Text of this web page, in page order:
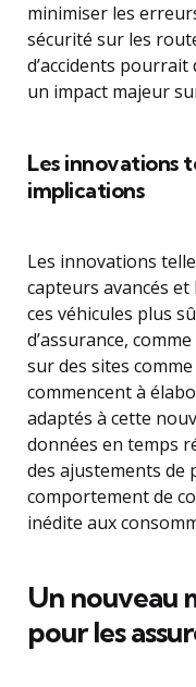
minimiser les
sécurité sur les
d’accidents
un impact majeur
Les innovations
implications
Les innovations
capteurs avancés
ces véhicules plus
d’assurance,
sur des sites comme
commencent à
adaptés à cette
données en temps
des ajustements de
comportement de
inédite aux
Un nouveau
pour les